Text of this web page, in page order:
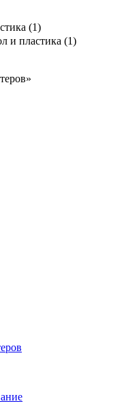
(1)
и пластика (1)